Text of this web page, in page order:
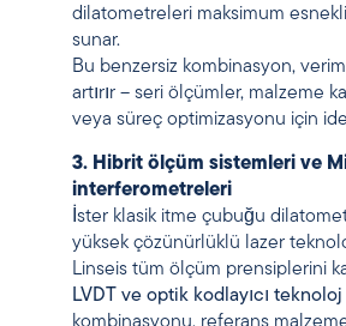
dilatometreleri maksimum
sunar.
Bu benzersiz kombinasyon,
artırır – seri ölçümler, malzeme
veya süreç optimizasyonu için
3. Hibrit ölçüm sistemleri ve
interferometreleri
İster klasik itme çubuğu
yüksek çözünürlüklü lazer
Linseis tüm ölçüm prensiplerini
LVDT ve optik kodlayıcı teknoloj
kombinasyonu, referans